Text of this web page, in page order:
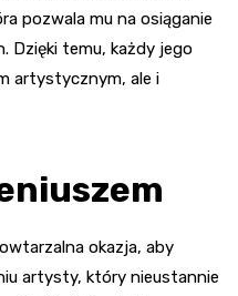
pozwala mu na osiąganie
Dzięki temu, każdy jego
artystycznym, ale i
okazja, aby
artysty, który nieustannie